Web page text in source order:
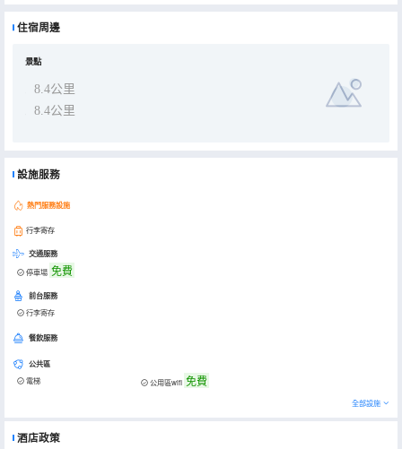
住宿周邊
景點
8.4公里
8.4公里
設施服務
熱門服務設施
行李寄存
交通服務
停車場 免費
前台服務
行李寄存
餐飲服務
公共區
電梯 公用區wifi 免費
全部設施
酒店政策